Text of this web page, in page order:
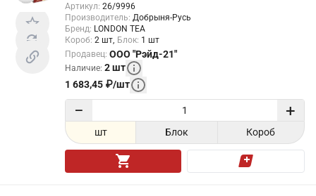
Артикул: 26/9996
Производитель: Добрыня-Русь
Бренд: LONDON TEA
Короб: 2 шт Блок: 1 шт
Продавец: ООО "Рэйд-21"
Наличие: 2шт
1 683,45 ₽/шт
− +
шт Блок Короб